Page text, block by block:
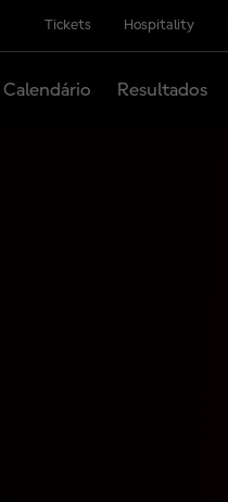
Tickets Hospitality
Calendário Resultados